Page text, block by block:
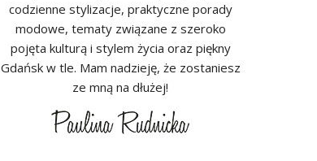
codzienne stylizacje, praktyczne porady
modowe, tematy związane z szeroko
pojęta kulturą i stylem życia oraz piękny
Gdańsk w tle. Mam nadzieję, że zostaniesz
ze mną na dłużej!